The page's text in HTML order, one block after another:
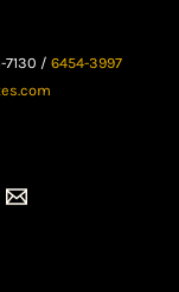
/ 6454-3997